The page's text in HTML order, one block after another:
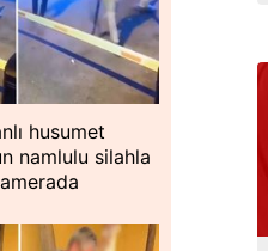
husumet
namlulu silahla